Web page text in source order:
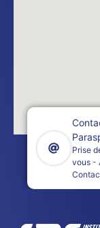
Prise
vous -